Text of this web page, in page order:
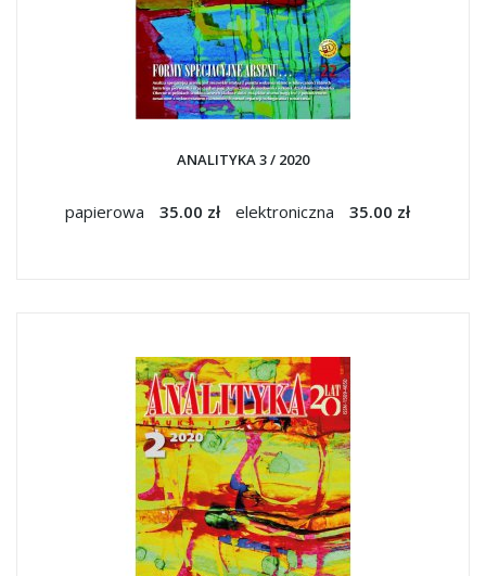
ANALITYKA 3 / 2020
papierowa 35.00 zł elektroniczna 35.00 zł